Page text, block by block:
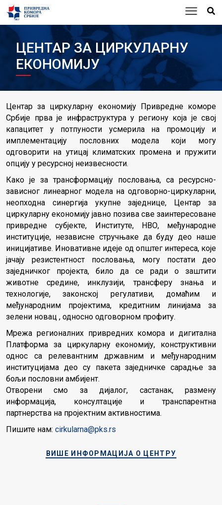
ЦЕНТАР ЗА ЦИРКУЛАРНУ
ЕКОНОМИЈУ
Центар за циркуларну економију Привредне коморе
Србије прва је инфраструктура у региону која је свој
капацитет у потпуности усмерила на промоцију и
имплементацију пословних модела који могу
одговорити на утицај климатских промена и пружити
опцију у ресурсној неизвесности.
Како је за трансформацију пословања, са ресурсно-
зависног линеарног модела на одговорно-циркуларни,
неопходна синергија укупне заједнице, Центар за
циркуларну економију јавно позива све заинтересоване
привредне субјекте, Институте, НВО, међународне
институције, независне стручњаке да буду део наше
иницијативе. Иновативне идеје од општег интереса, које
јачају резистентност пословања, могу постати део
заједничког пројекта, било да се ради о заштити
животне средине, инклузији, трансферу знања и
технологије, законској регулативи, домаћим и
међународним пројектима, кредитним линијама за
зелени новац , односно одговорном профиту.
Мрежа регионалних привредних комора и дигитална
Платформа за циркуларну економију, конструктивни
однос са релевантним државним и међународним
институцијама део су пакета заједничке сарадње за
бољи пословни амбијент.
Отворени смо за дијалог, састанак, размену
информација, консултације и транспарентна
партнерства на пројектним активностима.
Пишите нам: cirkularna@pks.rs
ВИШЕ ИНФОРМАЦИЈА О ЦЕНТРУ